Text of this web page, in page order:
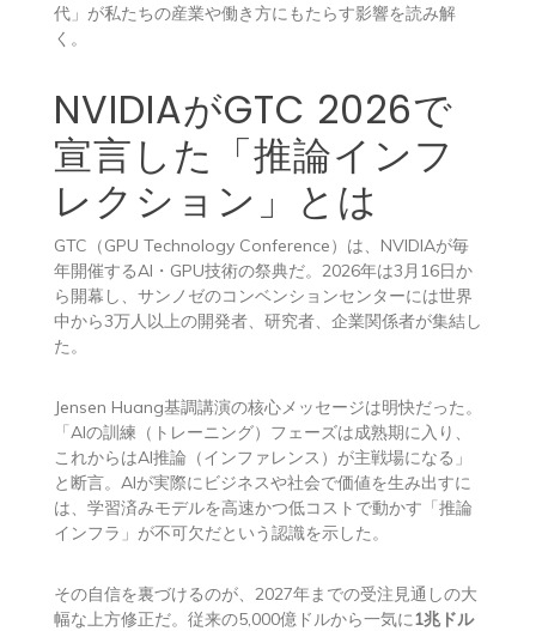
代」が私たちの産業や働き方にもたらす影響を読み解
く。
NVIDIAがGTC 2026で
宣言した「推論インフ
レクション」とは
GTC（GPU Technology Conference）は、NVIDIAが毎
年開催するAI・GPU技術の祭典だ。2026年は3月16日か
ら開幕し、サンノゼのコンベンションセンターには世界
中から3万人以上の開発者、研究者、企業関係者が集結し
た。
Jensen Huang基調講演の核心メッセージは明快だった。
「AIの訓練（トレーニング）フェーズは成熟期に入り、
これからはAI推論（インファレンス）が主戦場になる」
と断言。AIが実際にビジネスや社会で価値を生み出すに
は、学習済みモデルを高速かつ低コストで動かす「推論
インフラ」が不可欠だという認識を示した。
その自信を裏づけるのが、2027年までの受注見通しの大
幅な上方修正だ。従来の5,000億ドルから一気に 1兆ドル